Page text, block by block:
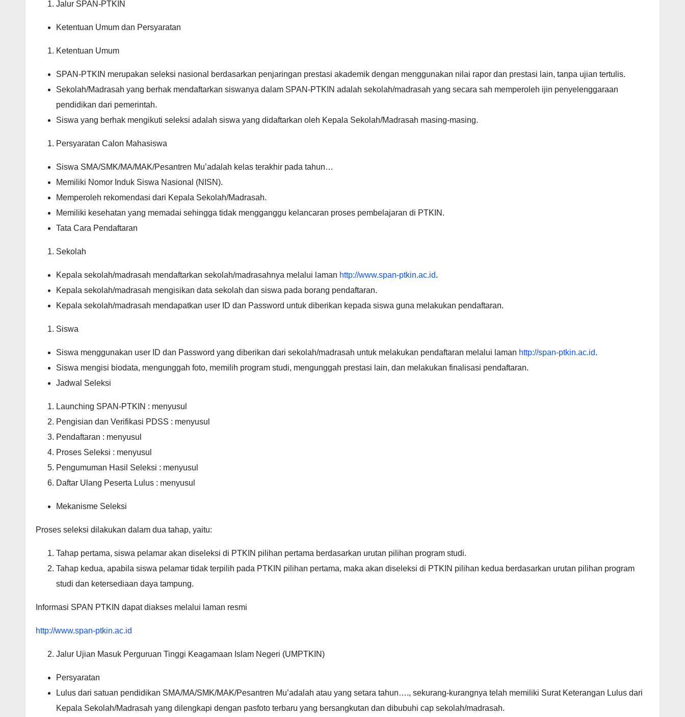
Jalur SPAN-PTKIN
Ketentuan Umum dan Persyaratan
Ketentuan Umum
SPAN-PTKIN merupakan seleksi nasional berdasarkan penjaringan prestasi akademik dengan menggunakan nilai rapor dan prestasi lain, tanpa ujian tertulis.
Sekolah/Madrasah yang berhak mendaftarkan siswanya dalam SPAN-PTKIN adalah sekolah/madrasah yang secara sah memperoleh ijin penyelenggaraan
pendidikan dari pemerintah.
Siswa yang berhak mengikuti seleksi adalah siswa yang didaftarkan oleh Kepala Sekolah/Madrasah masing-masing.
Persyaratan Calon Mahasiswa
Siswa SMA/SMK/MA/MAK/Pesantren Mu’adalah kelas terakhir pada tahun…
Memiliki Nomor Induk Siswa Nasional (NISN).
Memperoleh rekomendasi dari Kepala Sekolah/Madrasah.
Memiliki kesehatan yang memadai sehingga tidak mengganggu kelancaran proses pembelajaran di PTKIN.
Tata Cara Pendaftaran
Sekolah
Kepala sekolah/madrasah mendaftarkan sekolah/madrasahnya melalui laman http://www.span-ptkin.ac.id.
Kepala sekolah/madrasah mengisikan data sekolah dan siswa pada borang pendaftaran.
Kepala sekolah/madrasah mendapatkan user ID dan Password untuk diberikan kepada siswa guna melakukan pendaftaran.
Siswa
Siswa menggunakan user ID dan Password yang diberikan dari sekolah/madrasah untuk melakukan pendaftaran melalui laman http://span-ptkin.ac.id.
Siswa mengisi biodata, mengunggah foto, memilih program studi, mengunggah prestasi lain, dan melakukan finalisasi pendaftaran.
Jadwal Seleksi
Launching SPAN-PTKIN : menyusul
Pengisian dan Verifikasi PDSS : menyusul
Pendaftaran : menyusul
Proses Seleksi : menyusul
Pengumuman Hasil Seleksi : menyusul
Daftar Ulang Peserta Lulus : menyusul
Mekanisme Seleksi
Proses seleksi dilakukan dalam dua tahap, yaitu:
Tahap pertama, siswa pelamar akan diseleksi di PTKIN pilihan pertama berdasarkan urutan pilihan program studi.
Tahap kedua, apabila siswa pelamar tidak terpilih pada PTKIN pilihan pertama, maka akan diseleksi di PTKIN pilihan kedua berdasarkan urutan pilihan program
studi dan ketersediaan daya tampung.
Informasi SPAN PTKIN dapat diakses melalui laman resmi
http://www.span-ptkin.ac.id
Jalur Ujian Masuk Perguruan Tinggi Keagamaan Islam Negeri (UMPTKIN)
Persyaratan
Lulus dari satuan pendidikan SMA/MA/SMK/MAK/Pesantren Mu’adalah atau yang setara tahun…., sekurang-kurangnya telah memiliki Surat Keterangan Lulus dari
Kepala Sekolah/Madrasah yang dilengkapi dengan pasfoto terbaru yang bersangkutan dan dibubuhi cap sekolah/madrasah.